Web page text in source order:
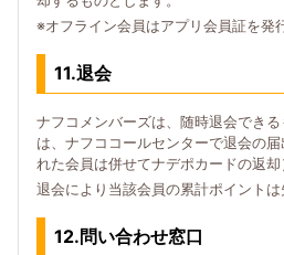
※オフライン会員はアプリ会員証を発
11.退会
ナフコメンバーズは、随時退会でき
は、ナフココールセンターで退会の
れた会員は併せてナデポカードの返却
退会により当該会員の累計ポイントは
12.問い合わせ窓口